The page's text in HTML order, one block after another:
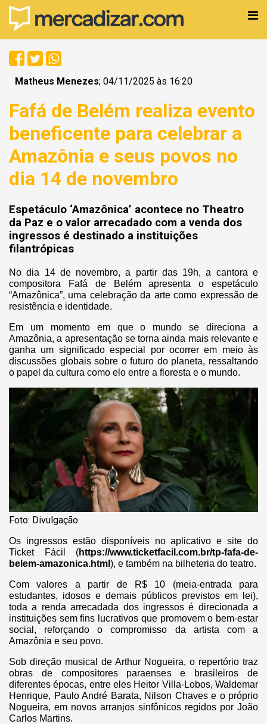
Matheus Menezes; 04/11/2025 às 16:20
Fafá de Belém realiza evento
beneficente para celebrar a
Amazônia e seus povos no
dia 14 de novembro
Espetáculo ‘Amazônica’ acontece no Theatro
da Paz e o valor arrecadado com a venda dos
ingressos é destinado a instituições
filantrópicas
No dia 14 de novembro, a partir das 19h, a cantora e
compositora Fafá de Belém apresenta o espetáculo
“Amazônica”, uma celebração da arte como expressão de
resistência e identidade.
Em um momento em que o mundo se direciona a
Amazônia, a apresentação se torna ainda mais relevante e
ganha um significado especial por ocorrer em meio às
discussões globais sobre o futuro do planeta, ressaltando
o papel da cultura como elo entre a floresta e o mundo.
Foto: Divulgação
Os ingressos estão disponíveis no aplicativo e site do
Ticket Fácil (https://www.ticketfacil.com.br/tp-fafa-de-
belem-amazonica.html ), e também na bilheteria do teatro.
Com valores a partir de R$ 10 (meia-entrada para
estudantes, idosos e demais públicos previstos em lei),
toda a renda arrecadada dos ingressos é direcionada a
instituições sem fins lucrativos que promovem o bem-estar
social, reforçando o compromisso da artista com a
Amazônia e seu povo.
Sob direção musical de Arthur Nogueira, o repertório traz
obras de compositores paraenses e brasileiros de
diferentes épocas, entre eles Heitor Villa-Lobos, Waldemar
Henrique, Paulo André Barata, Nilson Chaves e o próprio
Nogueira, em novos arranjos sinfônicos regidos por João
Carlos Martins.